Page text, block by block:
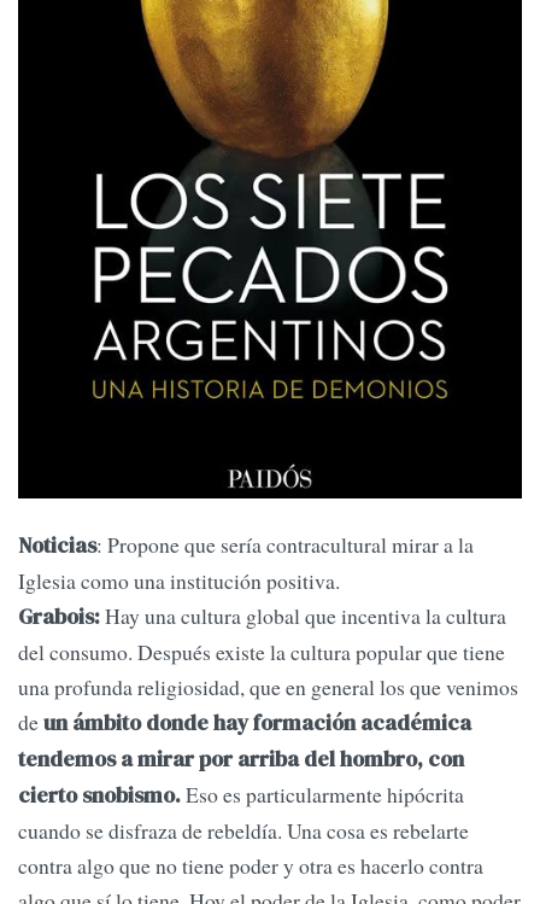
Noticias: Propone que sería contracultural mirar a la
Iglesia como una institución positiva.
Grabois:Hay una cultura global que incentiva la cultura
del consumo. Después existe la cultura popular que tiene
una profunda religiosidad, que en general los que venimos
deun ámbito donde hay formación académica
tendemos a mirar por arriba del hombro, con
cierto snobismo.Eso es particularmente hipócrita
cuando se disfraza de rebeldía. Una cosa es rebelarte
contra algo que no tiene poder y otra es hacerlo contra